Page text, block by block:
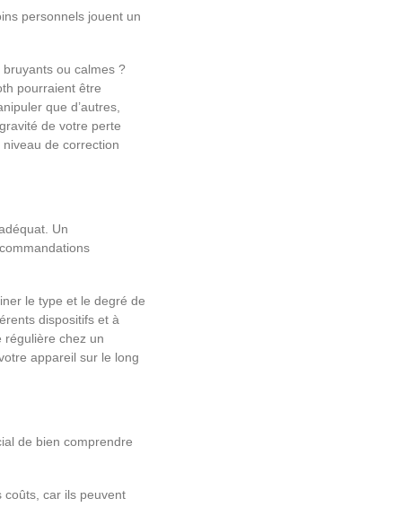
personnels jouent un
ou calmes ?
pourraient être
que d’autres,
de votre perte
de correction
Un
le type et le degré de
dispositifs et à
régulière chez un
appareil sur le long
de bien comprendre
coûts, car ils peuvent